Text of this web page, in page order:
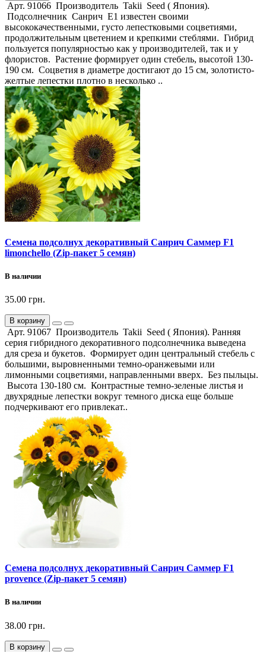
Арт. 91066 Производитель Takii Seed ( Япония).
Подсолнечник Санрич Е1 известен своими
высококачественными, густо лепестковыми соцветиями,
продолжительным цветением и крепкими стеблями. Гибрид
пользуется популярностью как у производителей, так и у
флористов. Растение формирует один стебель, высотой 130-
190 см. Соцветия в диаметре достигают до 15 см, золотисто-
желтые лепестки плотно в несколько ..
Семена подсолнух декоративный Санрич Саммер F1
limonchello (Zip-пакет 5 семян)
В наличии
35.00 грн.
В корзину
Арт. 91067 Производитель Takii Seed ( Япония). Ранняя
серия гибридного декоративного подсолнечника выведена
для среза и букетов. Формирует один центральный стебель с
большими, выровненными темно-оранжевыми или
лимонными соцветиями, направленными вверх. Без пыльцы.
Высота 130-180 см. Контрастные темно-зеленые листья и
двухрядные лепестки вокруг темного диска еще больше
подчеркивают его привлекат..
Семена подсолнух декоративный Санрич Саммер F1
provence (Zip-пакет 5 семян)
В наличии
38.00 грн.
В корзину